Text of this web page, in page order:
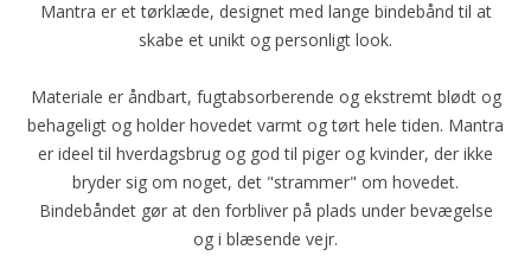
Mantra er et tørklæde, designet med lange bindebånd til at
skabe et unikt og personligt look.
Materiale er åndbart, fugtabsorberende og ekstremt blødt og
behageligt og holder hovedet varmt og tørt hele tiden. Mantra
er ideel til hverdagsbrug og god til piger og kvinder, der ikke
bryder sig om noget, det "strammer" om hovedet.
Bindebåndet gør at den forbliver på plads under bevægelse
og i blæsende vejr.